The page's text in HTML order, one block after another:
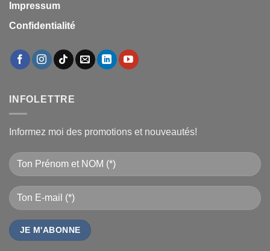
Impressum
Confidentialité
INFOLETTRE
Informez moi des promotions et nouveautés!